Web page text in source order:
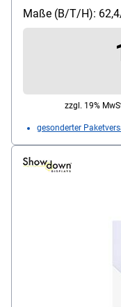
Einsatzbereich:
Außenmaße des
Maße (B/T/H):
zzgl. 19%
gesonderter